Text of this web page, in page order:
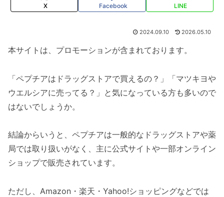
X Facebook LINE
2024.09.10 2026.05.10
本サイトは、プロモーションが含まれております。
「ペプチアはドラッグストアで買えるの？」「マツキヨや
ウエルシアに売ってる？」と気になっている方も多いので
はないでしょうか。
結論からいうと、ペプチアは一般的なドラッグストアや薬
局では取り扱いがなく、主に公式サイトや一部オンライン
ショップで販売されています。
ただし、Amazon・楽天・Yahoo!ショッピングなどでは